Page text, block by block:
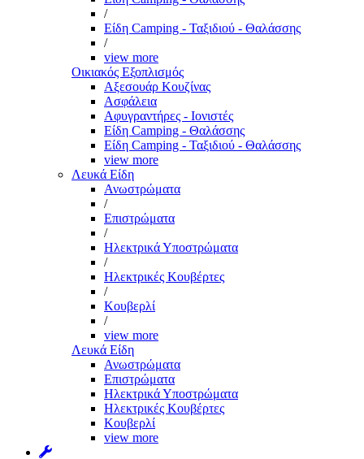
/
Είδη Camping - Ταξιδιού - Θαλάσσης
/
view more
Οικιακός Εξοπλισμός
Αξεσουάρ Κουζίνας
Ασφάλεια
Αφυγραντήρες - Ιονιστές
Είδη Camping - Θαλάσσης
Είδη Camping - Ταξιδιού - Θαλάσσης
view more
Λευκά Είδη
Ανωστρώματα
/
Επιστρώματα
/
Ηλεκτρικά Υποστρώματα
/
Ηλεκτρικές Κουβέρτες
/
Κουβερλί
/
view more
Λευκά Είδη
Ανωστρώματα
Επιστρώματα
Ηλεκτρικά Υποστρώματα
Ηλεκτρικές Κουβέρτες
Κουβερλί
view more